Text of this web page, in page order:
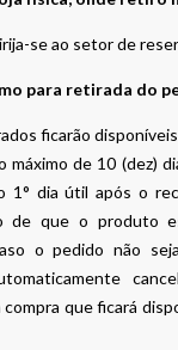
se ao setor de
para retirada do
ficarão
máximo de 10 (dez)
1° dia útil após o
de que o produto
o pedido não
que ficará